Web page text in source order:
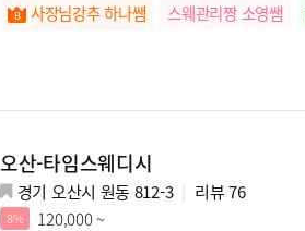
사장님강추 하나쌤 스웨관리짱 소영쌤
오산-타임스웨디시
경기 오산시 원동 812-3 리뷰76
8% 120,000 ~